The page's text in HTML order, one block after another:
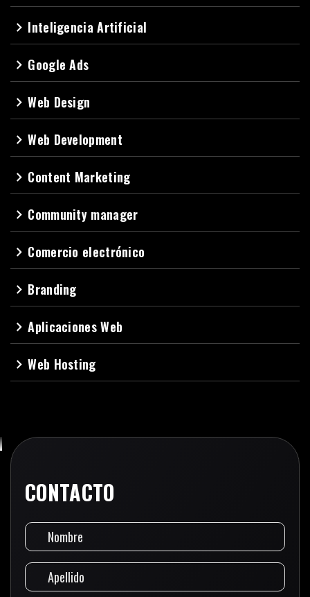
navigate_next Inteligencia Artificial
navigate_next Google Ads
navigate_nextWeb Design
navigate_nextWeb Development
navigate_next Content Marketing
navigate_next Community manager
navigate_next Comercio electrónico
navigate_next Branding
navigate_nextAplicaciones Web
navigate_nextWeb Hosting
CONTACTO